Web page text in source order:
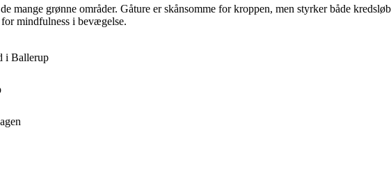
mange grønne områder. Gåture er skånsomme for kroppen, men styrker både
mindfulness i bevægelse.
i Ballerup